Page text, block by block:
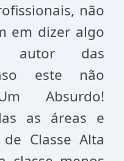
não
em dizer algo
das
este não
Absurdo!
as áreas e
Classe Alta